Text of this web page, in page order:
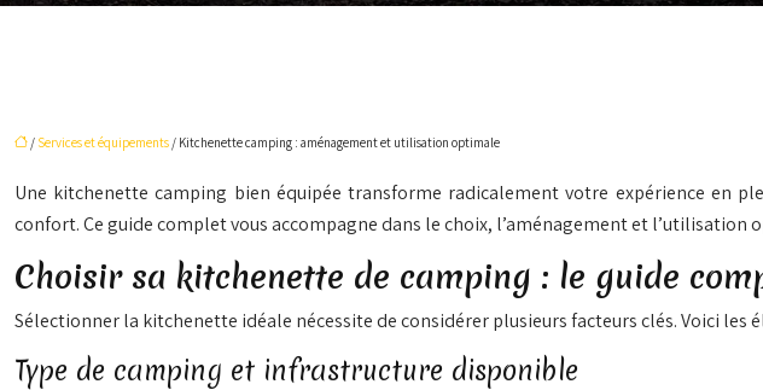
/ Services et équipements / Kitchenette camping : aménagement et utilisation optimale
Une kitchenette camping bien équipée transforme radicalement votre expérience en
confort. Ce guide complet vous accompagne dans le choix, l’aménagement et l’utilisation
Choisir sa kitchenette de camping : le guide
Sélectionner la kitchenette idéale nécessite de considérer plusieurs facteurs clés. Voici
Type de camping et infrastructure disponible